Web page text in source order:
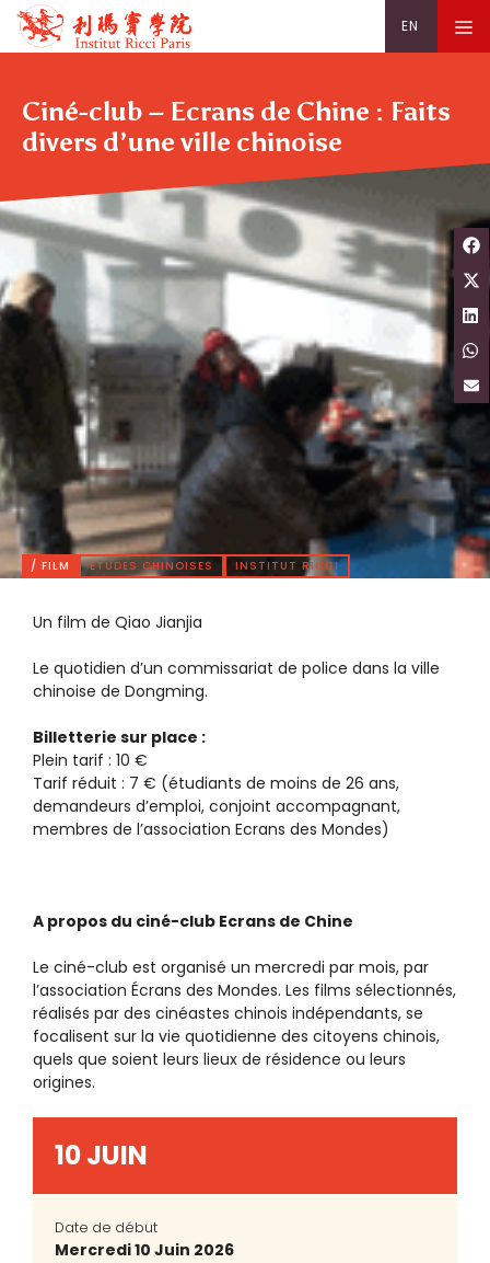
Aller
contenu
EN
Recherche
pour
Rechercher
Ciné-club – Ecrans de Chine : Faits
divers d’une ville chinoise
/ FILM ETUDES CHINOISES INSTITUT RICCI
Un film de Qiao Jianjia
Le quotidien d’un commissariat de police dans la ville
chinoise de Dongming.
Billetterie sur place :
Plein tarif : 10 €
Tarif réduit : 7 € (étudiants de moins de 26 ans,
demandeurs d’emploi, conjoint accompagnant,
membres de l’association Ecrans des Mondes)
A propos du ciné-club Ecrans de Chine
Le ciné-club est organisé un mercredi par mois, par
l’association Écrans des Mondes. Les films sélectionnés,
réalisés par des cinéastes chinois indépendants, se
focalisent sur la vie quotidienne des citoyens chinois,
quels que soient leurs lieux de résidence ou leurs
origines.
10 JUIN
Date de début
Mercredi 10 Juin 2026